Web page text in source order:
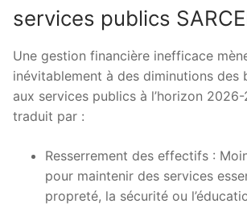
services publics
Une gestion financière inefficace
inévitablement à des diminutions des
aux services publics à l’horizon
traduit par :
Resserrement des effectifs :
pour maintenir des services
propreté, la sécurité ou